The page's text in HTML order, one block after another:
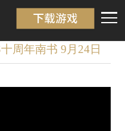
周年南书 9月24日